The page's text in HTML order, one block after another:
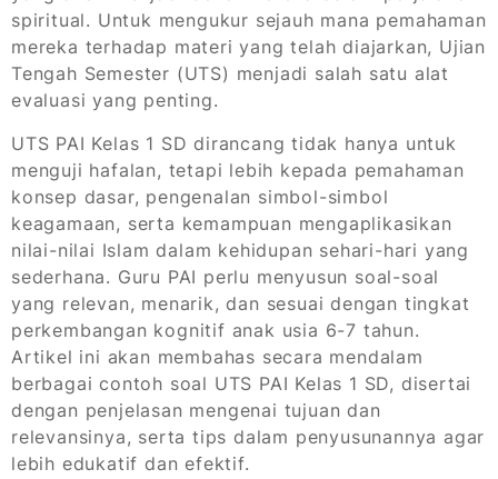
spiritual. Untuk mengukur sejauh mana pemahaman
mereka terhadap materi yang telah diajarkan, Ujian
Tengah Semester (UTS) menjadi salah satu alat
evaluasi yang penting.
UTS PAI Kelas 1 SD dirancang tidak hanya untuk
menguji hafalan, tetapi lebih kepada pemahaman
konsep dasar, pengenalan simbol-simbol
keagamaan, serta kemampuan mengaplikasikan
nilai-nilai Islam dalam kehidupan sehari-hari yang
sederhana. Guru PAI perlu menyusun soal-soal
yang relevan, menarik, dan sesuai dengan tingkat
perkembangan kognitif anak usia 6-7 tahun.
Artikel ini akan membahas secara mendalam
berbagai contoh soal UTS PAI Kelas 1 SD, disertai
dengan penjelasan mengenai tujuan dan
relevansinya, serta tips dalam penyusunannya agar
lebih edukatif dan efektif.